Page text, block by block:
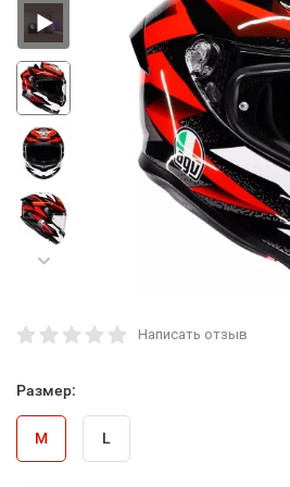
Написать отзыв
Размер:
M L